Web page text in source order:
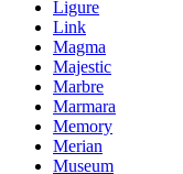
Ligure
Link
Magma
Majestic
Marbre
Marmara
Memory
Merian
Museum